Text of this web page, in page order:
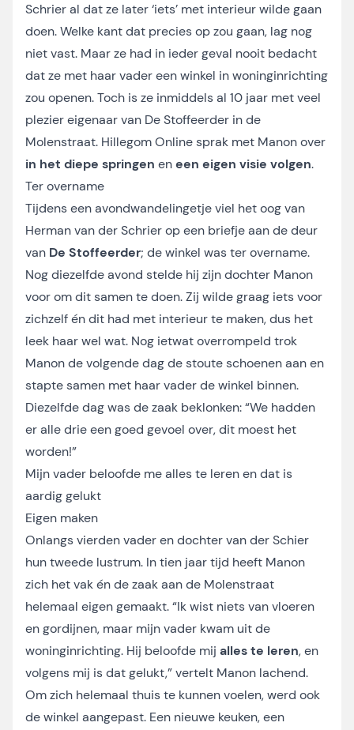
Schrier al dat ze later ‘iets’ met interieur wilde gaan
doen. Welke kant dat precies op zou gaan, lag nog
niet vast. Maar ze had in ieder geval nooit bedacht
dat ze met haar vader een winkel in woninginrichting
zou openen. Toch is ze inmiddels al 10 jaar met veel
plezier eigenaar van De Stoffeerder in de
Molenstraat. Hillegom Online sprak met Manon over
in het diepe springen eneen eigen visie volgen.
Ter overname
Tijdens een avondwandelingetje viel het oog van
Herman van der Schrier op een briefje aan de deur
van De Stoffeerder; de winkel was ter overname.
Nog diezelfde avond stelde hij zijn dochter Manon
voor om dit samen te doen. Zij wilde graag iets voor
zichzelf én dit had met interieur te maken, dus het
leek haar wel wat. Nog ietwat overrompeld trok
Manon de volgende dag de stoute schoenen aan en
stapte samen met haar vader de winkel binnen.
Diezelfde dag was de zaak beklonken: “We hadden
er alle drie een goed gevoel over, dit moest het
worden!”
Mijn vader beloofde me alles te leren en dat is
aardig gelukt
Eigen maken
Onlangs vierden vader en dochter van der Schier
hun tweede lustrum. In tien jaar tijd heeft Manon
zich het vak én de zaak aan de Molenstraat
helemaal eigen gemaakt. “Ik wist niets van vloeren
en gordijnen, maar mijn vader kwam uit de
woninginrichting. Hij beloofde mij alles te leren, en
volgens mij is dat gelukt,” vertelt Manon lachend.
Om zich helemaal thuis te kunnen voelen, werd ook
de winkel aangepast. Een nieuwe keuken, een